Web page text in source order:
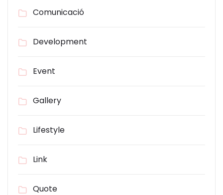
Comunicació
Development
Event
Gallery
Lifestyle
Link
Quote